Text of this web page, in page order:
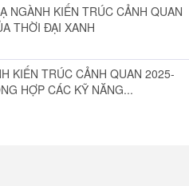
NGÀNH KIẾN TRÚC CẢNH QUAN
THỜI ĐẠI XANH
KIẾN TRÚC CẢNH QUAN 2025-
HỢP CÁC KỸ NĂNG...